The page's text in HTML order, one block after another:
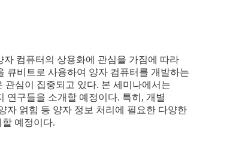
자 컴퓨터의 상용화에 관심을 가짐에 따라
큐비트로 사용하여 양자 컴퓨터를 개발하는
관심이 집중되고 있다. 본 세미나에서는
연구들을 소개할 예정이다. 특히 , 개별
자 얽힘 등 양자 정보 처리에 필요한 다양한
할 예정이다.